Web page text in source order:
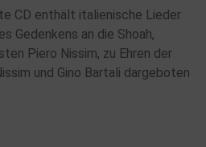
CD enthält italienische Lieder
Gedenkens an die Shoah,
Piero Nissim, zu Ehren der
und Gino Bartali dargeboten